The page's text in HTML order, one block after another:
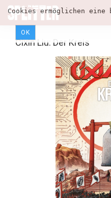
Cookies ermöglichen
OK
Cixin Liu: Der Kreis